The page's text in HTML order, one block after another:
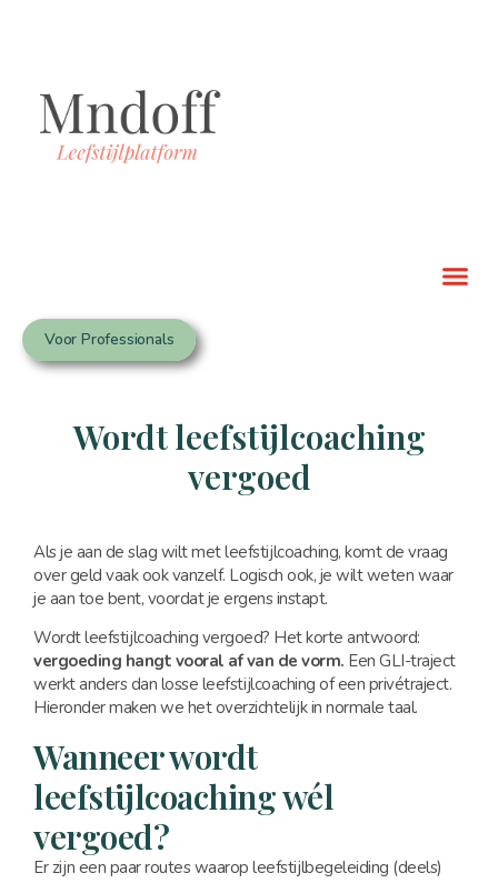
Voor Professionals
Wordt leefstijlcoaching
vergoed
Als je aan de slag wilt met leefstijlcoaching, komt de vraag
over geld vaak ook vanzelf. Logisch ook, je wilt weten waar
je aan toe bent, voordat je ergens instapt.
Wordt leefstijlcoaching vergoed? Het korte antwoord:
vergoeding hangt vooral af van de vorm. Een GLI-traject
werkt anders dan losse leefstijlcoaching of een privétraject.
Hieronder maken we het overzichtelijk in normale taal.
Wanneer wordt
leefstijlcoaching wél
vergoed?
Er zijn een paar routes waarop leefstijlbegeleiding (deels)